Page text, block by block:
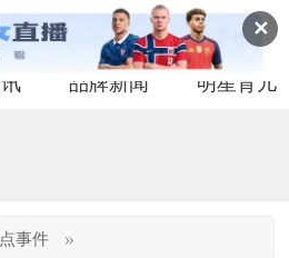
✕
品牌新闻 明星育儿
事件 »